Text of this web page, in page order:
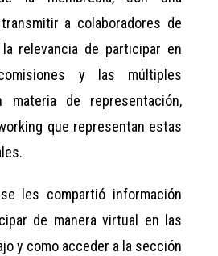
a colaboradores de
relevancia de participar en
y las múltiples
materia de representación,
que representan estas
les compartió información
de manera virtual en las
y como acceder a la sección